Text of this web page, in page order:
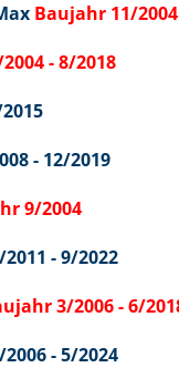
Baujahr 11/
- 8/2018
- 12/2019
9/2004
- 9/2022
3/2006 - 6/
- 5/2024